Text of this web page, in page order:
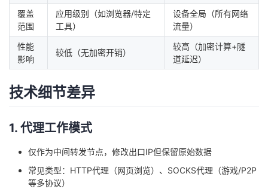
动
关
注
的
开
堂
我
的
我
持
我
覆盖
范围
应用级别（如浏览器/特定
工具）
设备全局（所有网络
流量）
性能
影响
较低（无加密开销）
较高（加密计算+隧
道延迟）
技术细节差异
1. 代理工作模式
仅作为中间转发节点，修改出口IP但保留原始数据
常见类型：HTTP代理（网页浏览）、SOCKS代理（游戏/P2P
等多协议）